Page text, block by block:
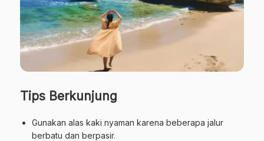
Tips Berkunjung
Gunakan alas kaki nyaman karena beberapa jalur
berbatu dan berpasir.